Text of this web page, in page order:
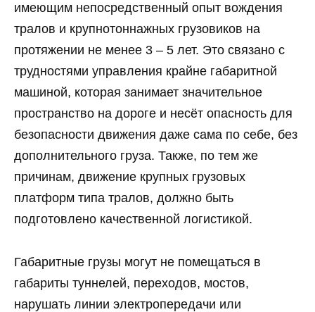
имеющим непосредственный опыт вождения
тралов и крупнотоннажных грузовиков на
протяжении не менее 3 – 5 лет. Это связано с
трудностями управления крайне габаритной
машиной, которая занимает значительное
пространство на дороге и несёт опасность для
безопасности движения даже сама по себе, без
дополнительного груза. Также, по тем же
причинам, движение крупных грузовых
платформ типа тралов, должно быть
подготовлено качественной логистикой.
Габаритные грузы могут не помещаться в
габариты туннелей, переходов, мостов,
нарушать линии электропередачи или